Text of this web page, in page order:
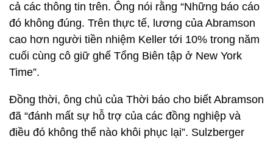
cả các thông tin trên. Ông nói rằng “Những báo cáo
đó không đúng. Trên thực tế, lương của Abramson
cao hơn người tiền nhiệm Keller tới 10% trong năm
cuối cùng cô giữ ghế Tổng Biên tập ở New York
Time”.
Đồng thời, ông chủ của Thời báo cho biết Abramson
đã “đánh mất sự hỗ trợ của các đồng nghiệp và
điều đó không thể nào khôi phục lại”. Sulzberger